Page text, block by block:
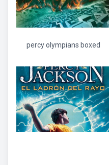
percy olympians boxed